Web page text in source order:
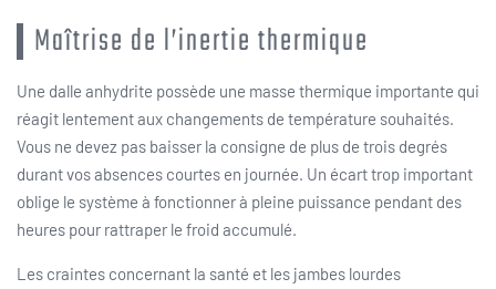
Maîtrise de l’inertie thermique
Une dalle anhydrite possède une masse thermique importante qui
réagit lentement aux changements de température souhaités.
Vous ne devez pas baisser la consigne de plus de trois degrés
durant vos absences courtes en journée. Un écart trop important
oblige le système à fonctionner à pleine puissance pendant des
heures pour rattraper le froid accumulé.
Les craintes concernant la santé et les jambes lourdes